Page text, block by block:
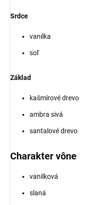
Srdce
vanilka
soľ
Základ
kašmírové drevo
ambra sivá
santalové drevo
Charakter vône
vanilková
slaná